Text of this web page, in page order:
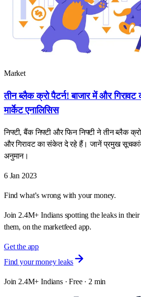
Market
तीन ब्लैक क्रो पैटर्न! बाजार में और
मार्केट एनालिसिस
निफ्टी, बैंक निफ्टी और फिन निफ्टी ने तीन ब्लैक क्रो
और गिरावट का संकेत दे रहे हैं। जानें प्रमुख
अनुमान।
6 Jan 2023
Find what’s wrong with your money.
Join 2.4M+ Indians spotting the leaks in
them, on the marketfeed app.
Get the app
Find your money leaks
Join 2.4M+ Indians · Free · 2 min